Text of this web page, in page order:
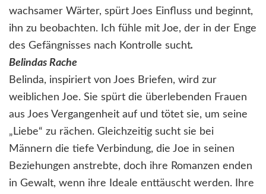
wachsamer Wärter, spürt Joes Einfluss und beginnt,
ihn zu beobachten. Ich fühle mit Joe, der in der Enge
des Gefängnisses nach Kontrolle sucht.
Belindas Rache
Belinda, inspiriert von Joes Briefen, wird zur
weiblichen Joe. Sie spürt die überlebenden Frauen
aus Joes Vergangenheit auf und tötet sie, um seine
„Liebe“ zu rächen. Gleichzeitig sucht sie bei
Männern die tiefe Verbindung, die Joe in seinen
Beziehungen anstrebte, doch ihre Romanzen enden
in Gewalt, wenn ihre Ideale enttäuscht werden. Ihre